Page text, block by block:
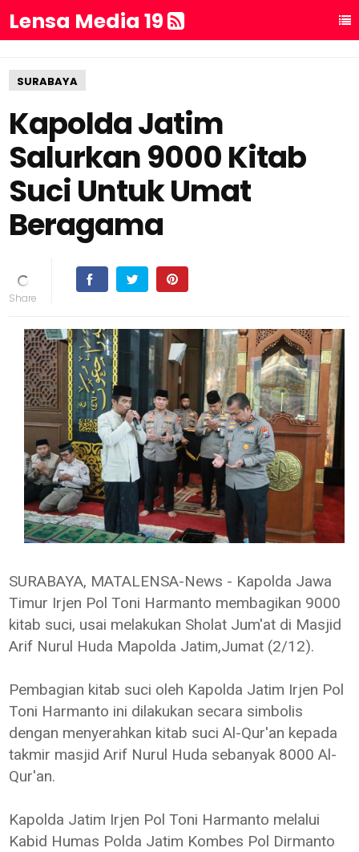
Lensa Media 19
SURABAYA
Kapolda Jatim
Salurkan 9000 Kitab
Suci Untuk Umat
Beragama
SURABAYA, MATALENSA-News - Kapolda Jawa
Timur Irjen Pol Toni Harmanto membagikan 9000
kitab suci, usai melakukan Sholat Jum'at di Masjid
Arif Nurul Huda Mapolda Jatim,Jumat (2/12).
Pembagian kitab suci oleh Kapolda Jatim Irjen Pol
Toni Harmanto ini dilakukan secara simbolis
dengan menyerahkan kitab suci Al-Qur'an kepada
takmir masjid Arif Nurul Huda sebanyak 8000 Al-
Qur'an.
Kapolda Jatim Irjen Pol Toni Harmanto melalui
Kabid Humas Polda Jatim Kombes Pol Dirmanto